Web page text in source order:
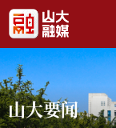
山大要闻